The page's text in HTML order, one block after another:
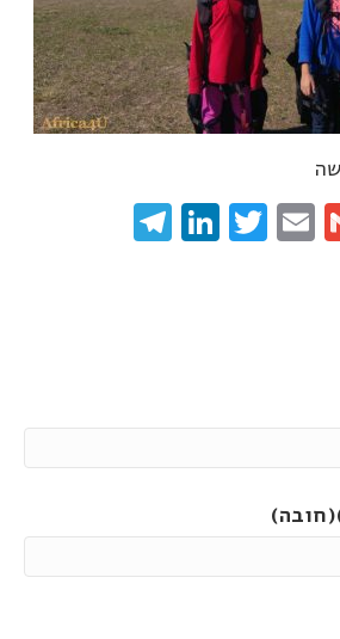
Gmail
Email
Twitter
LinkedIn